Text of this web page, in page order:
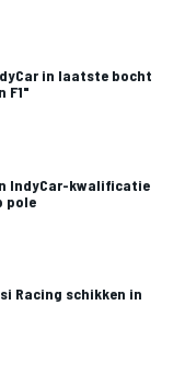
in laatste bocht
F1"
IndyCar-kwalificatie
pole
Racing schikken in